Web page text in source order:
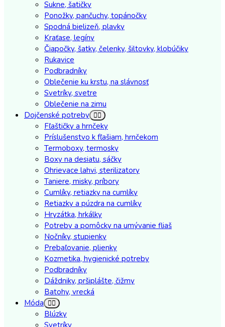
Sukne, šatičky
Ponožky, pančuchy, topánočky
Spodná bielizeň, plavky
Kraťase, legíny
Čiapočky, šatky, čelenky, šiltovky, klobúčiky
Rukavice
Podbradníky
Oblečenie ku krstu, na slávnosť
Svetríky, svetre
Oblečenie na zimu
Dojčenské potreby
Fľaštičky a hrnčeky
Príslušenstvo k fľašiam, hrnčekom
Termoboxy, termosky
Boxy na desiatu, sáčky
Ohrievace lahvi, sterilizatory
Taniere, misky, príbory
Cumlíky, retiazky na cumlíky
Retiazky a púzdra na cumlíky
Hryzátka, hrkálky
Potreby a pomôcky na umývanie fliaš
Nočníky, stupienky
Prebaľovanie, plienky
Kozmetika, hygienické potreby
Podbradníky
Dáždniky, pršiplášte, čižmy
Batohy, vrecká
Móda
Blúzky